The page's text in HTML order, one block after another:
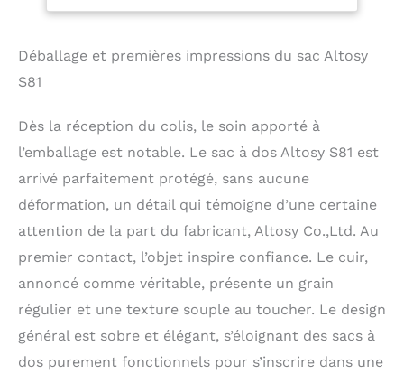
consommation
en cuir convertible
d'excellente qualité.
DIMENSIONS:taille
moyenne : L 10,5 x H 13
H 33 x L11,4 cm, avec
poignée : 3 pouces,
poids : 0,88 kg / 1,94 lb
(le sac est en cuir
véritable, donc il sera
plus lourd qu'un sac en
bandoulière amovible en
cuir et tissée de 31
Déballage et premières impressions du sac Altosy
S81
Dès la réception du colis, le soin apporté à
l’emballage est notable. Le sac à dos Altosy S81 est
arrivé parfaitement protégé, sans aucune
déformation, un détail qui témoigne d’une certaine
attention de la part du fabricant, Altosy Co.,Ltd. Au
premier contact, l’objet inspire confiance. Le cuir,
annoncé comme véritable, présente un grain
régulier et une texture souple au toucher. Le design
général est sobre et élégant, s’éloignant des sacs à
dos purement fonctionnels pour s’inscrire dans une